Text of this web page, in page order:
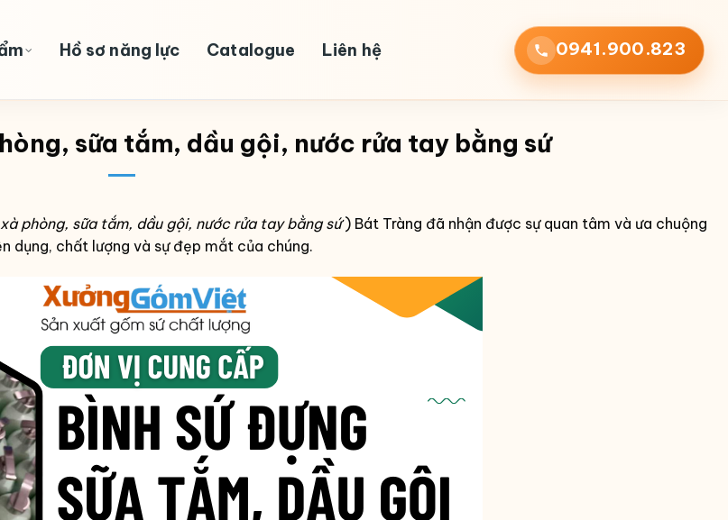
Hồ sơ năng lực Catalogue Liên hệ 0941.900.823
sữa tắm, dầu gội, nước rửa tay bằng sứ
phòng, sữa tắm, dầu gội, nước rửa tay bằng sứ) Bát Tràng đã nhận được sự quan tâm và ưa chuộng
dụng, chất lượng và sự đẹp mắt của chúng.